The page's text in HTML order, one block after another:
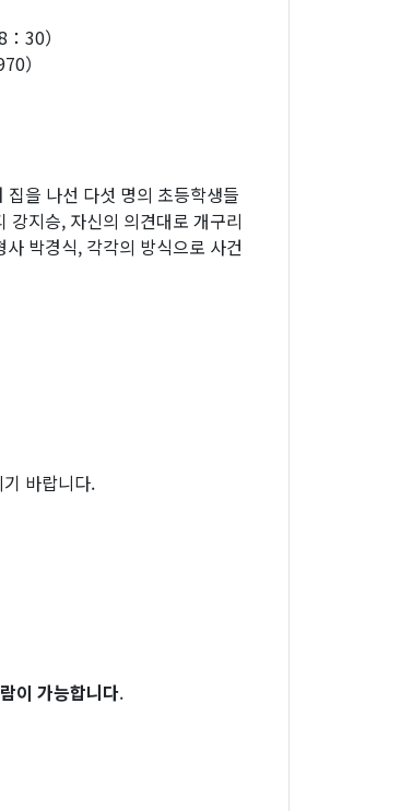
30）
）
을 나선 다섯 명의 초등학생들
강지승, 자신의 의견대로 개구리
박경식, 각각의 방식으로 사건
바랍니다.
이 가능합니다.